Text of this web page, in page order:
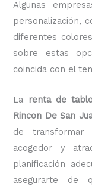
Algunas
personalización,
diferentes
sobre estas
coincida con el
La
renta de
Rincon De San
de
acogedor y
planificación
asegurarte de